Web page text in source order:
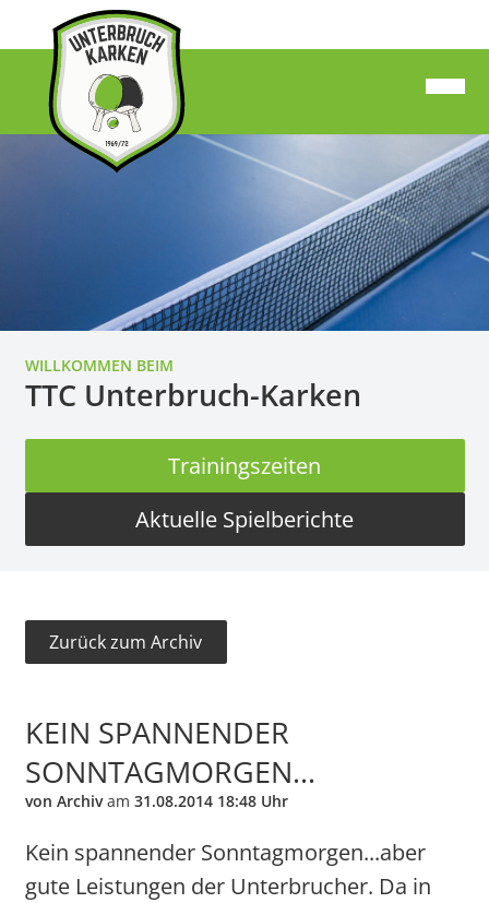
WILLKOMMEN BEIM
TTC Unterbruch-Karken
Trainingszeiten
Aktuelle Spielberichte
Zurück zum Archiv
KEIN SPANNENDER
SONNTAGMORGEN...
von Archivam 31.08.2014 18:48 Uhr
Kein spannender Sonntagmorgen...aber
gute Leistungen der Unterbrucher. Da in